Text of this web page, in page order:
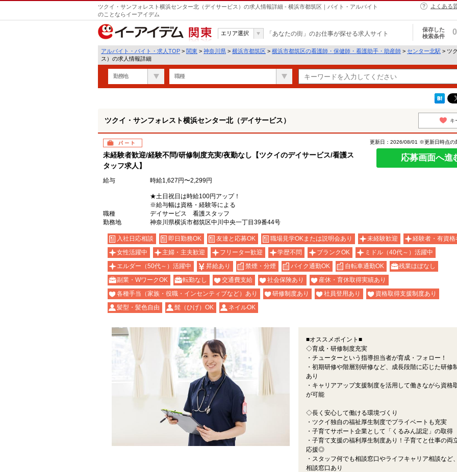
ツクイ・サンフォレスト横浜センター北（デイサービス）の求人情報詳細 - 横浜市都筑区｜バイト・アルバイト
のことならイーアイデム
よくある
関東
エリア選択 「あなたの街」のお仕事が探せる求人サイト
保存した
検索条件
0
アルバイト・バイト・求人TOP > 関東 > 神奈川県 > 横浜市都筑区 > 横浜市都筑区の看護師・保健師・看護助手・助産師 > センター北駅 > ツ
ス）の求人情報詳細
勤務地 職種
ツクイ・サンフォレスト横浜センター北（デイサービス） キ
パート
未経験者歓迎/経験不問/研修制度充実/夜勤なし【ツクイのデイサービス/看護ス
タッフ求人】
更新日：2026/08/01 ※更新日時点の
応募画面へ進
給与 時給1,627円〜2,299円
★土日祝日は時給100円アップ！
※給与幅は資格・経験等による
職種
デイサービス 看護スタッフ
勤務地
神奈川県横浜市都筑区中川中央一丁目39番44号
入社日応相談 即日勤務OK 友達と応募OK 職場見学OKまたは説明会あり 未経験歓迎
経験者・有資格
女性活躍中
主婦・主夫歓迎 フリーター歓迎 学歴不問 ブランクOK
ミドル（40代～）活躍中
エルダー（50代～）活躍中
昇給あり 禁煙・分煙 バイク通勤OK 自転車通勤OK
残業ほぼなし
副業・WワークOK
転勤なし 交通費支給 社会保険あり
産休・育休取得実績あり
各種手当（家族・役職・インセンティブなど）あり
研修制度あり 社員登用あり
資格取得支援制度あり
髪型・髪色自由
髭（ひげ）OK ネイルOK
■オススメポイント■
◇育成・研修制度充実
・チューターという指導担当者が育成・フォロー！
・初期研修や階層別研修など、成長段階に応じた研修
あり
・キャリアアップ支援制度を活用して働きながら資格
が可能
◇長く安心して働ける環境づくり
・ツクイ独自の福祉厚生制度でプライベートも充実
・子育てサポート企業として「くるみん認定」の取得
・子育て支援の福利厚生制度あり！子育てと仕事の両
応援◎
・スタッフ何でも相談窓口やライフキャリア相談など
相談窓口あり